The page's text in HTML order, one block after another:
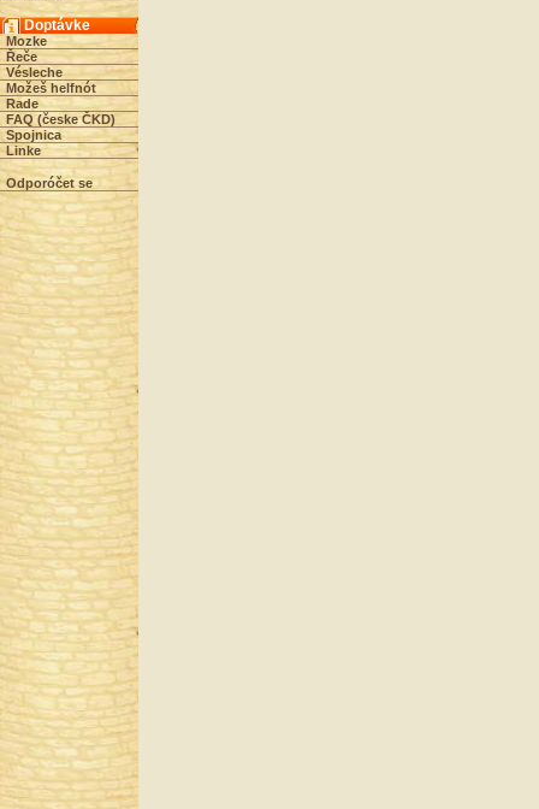
Doptávke
Mozke
Řeče
Vésleche
Možeš helfnót
Rade
FAQ (česke ČKD)
Spojnica
Linke
Odporóčet se